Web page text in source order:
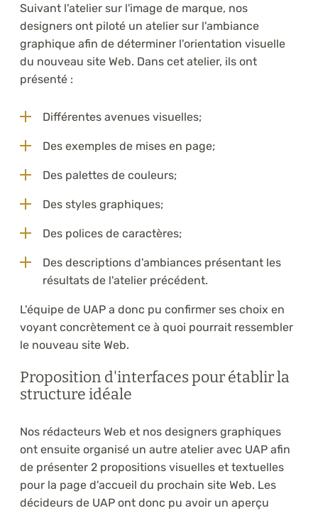
Suivant l'atelier sur l'image de marque, nos
designers ont piloté un atelier sur l'ambiance
graphique afin de déterminer l'orientation visuelle
du nouveau site Web. Dans cet atelier, ils ont
présenté :
Différentes avenues visuelles;
Des exemples de mises en page;
Des palettes de couleurs;
Des styles graphiques;
Des polices de caractères;
Des descriptions d'ambiances présentant les
résultats de l'atelier précédent.
L'équipe de UAP a donc pu confirmer ses choix en
voyant concrètement ce à quoi pourrait ressembler
le nouveau site Web.
Proposition d'interfaces pour établir la
structure idéale
Nos rédacteurs Web et nos designers graphiques
ont ensuite organisé un autre atelier avec UAP afin
de présenter 2 propositions visuelles et textuelles
pour la page d'accueil du prochain site Web. Les
décideurs de UAP ont donc pu avoir un aperçu